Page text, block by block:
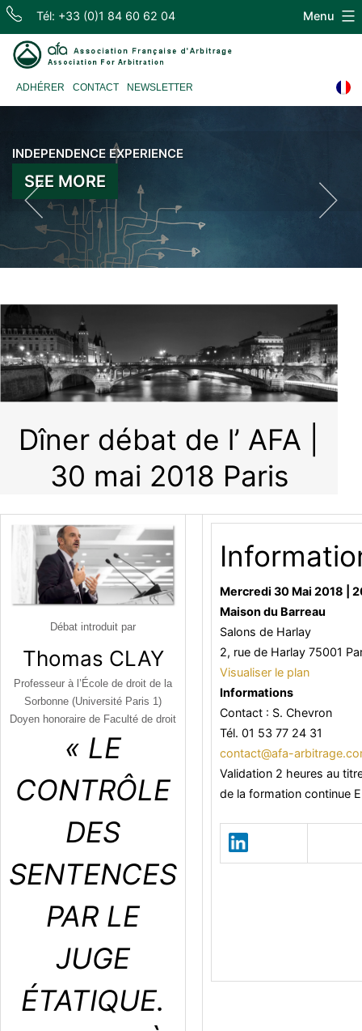
Skip
content
Tél: +33 (0)1 84 60 62 04
ADHÉRER CONTACT NEWSLETTER
Menu
INDEPENDENCE EXPERIENCE
SEE MORE
Dîner débat de l’ AFA |
30 mai 2018 Paris
Débat introduit par
Thomas CLAY
Professeur à l’École de droit de la
Sorbonne (Université Paris 1)
Doyen honoraire de Faculté de droit
« LE
CONTRÔLE
DES
SENTENCES
PAR LE
JUGE
ÉTATIQUE.
Mercredi 30 Mai 2018 |
Maison du Barreau
Salons de Harlay
2, rue de Harlay 75001
Visualiser le plan
Informations
Contact : S. Chevron
Tél. 01 53 77 24 31
contact@afa-
Validation 2 heures au
de la formation continue